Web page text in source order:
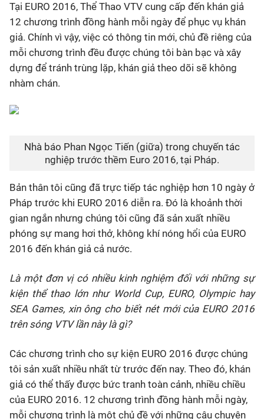
Tại EURO 2016, Thể Thao VTV cung cấp đến khán giả
12 chương trình đồng hành mỗi ngày để phục vụ khán
giả. Chính vì vậy, việc có thông tin mới, chủ đề riêng của
mỗi chương trình đều được chúng tôi bàn bạc và xây
dựng để tránh trùng lặp, khán giả theo dõi sẽ không
nhàm chán.
Nhà báo Phan Ngọc Tiến (giữa) trong chuyến tác
nghiệp trước thềm Euro 2016, tại Pháp.
Bản thân tôi cũng đã trực tiếp tác nghiệp hơn 10 ngày ở
Pháp trước khi EURO 2016 diễn ra. Đó là khoảnh thời
gian ngắn nhưng chúng tôi cũng đã sản xuất nhiều
phóng sự mang hơi thở, không khí nóng hổi của EURO
2016 đến khán giả cả nước.
Là một đơn vị có nhiều kinh nghiệm đối với những sự
kiện thể thao lớn như World Cup, EURO, Olympic hay
SEA Games, xin ông cho biết nét mới của EURO 2016
trên sóng VTV lần này là gì?
Các chương trình cho sự kiện EURO 2016 được chúng
tôi sản xuất nhiều nhất từ trước đến nay. Theo đó, khán
giả có thể thấy được bức tranh toàn cảnh, nhiều chiều
của EURO 2016. 12 chương trình đồng hành mỗi ngày,
mỗi chương trình là một chủ đề với những câu chuyện